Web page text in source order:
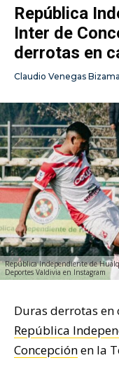
República
Inter de
derrotas en
Claudio Venegas Bizama
República Independiente de
Deportes Valdivia en Instagram
Duras derrotas
República
Concepciónen la